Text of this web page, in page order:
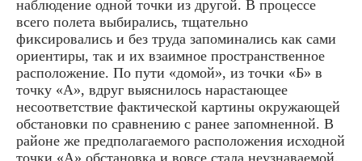
наблюдение одной точки из другой. В процессе
всего полета выбирались, тщательно
фиксировались и без труда запоминались как сами
ориентиры, так и их взаимное пространственное
расположение. По пути «домой», из точки «Б» в
точку «А», вдруг выяснилось нарастающее
несоответствие фактической картины окружающей
обстановки по сравнению с ранее запомненной. В
районе же предполагаемого расположения исходной
точки «А» обстановка и вовсе стала неузнаваемой.